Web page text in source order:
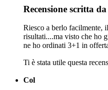
Recensione scritta
Riesco a berlo facilmente,
risultati....ma visto che ho
ne ho ordinati 3+1 in
Ti è stata utile questa
Col